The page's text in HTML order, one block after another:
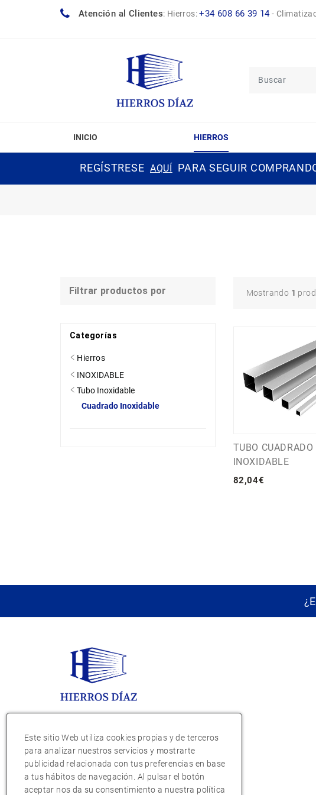
Atención al Clientes: Hierros:+34 608 66 39 14-
INICIO HIERROS
REGÍSTRESE AQUÍ PARA SEGUIR
Mostrando 1
TUBO CUADRADO
INOXIDABLE
82,04€
Filtrar productos por
Categorías
Hierros
INOXIDABLE
Tubo Inoxidable
Cuadrado Inoxidable
Este sitio Web utiliza cookies propias y de terceros
para analizar nuestros servicios y mostrarte
publicidad relacionada con tus preferencias en base
a tus hábitos de navegación. Al pulsar el botón
aceptar nos da su consentimiento a nuestra política